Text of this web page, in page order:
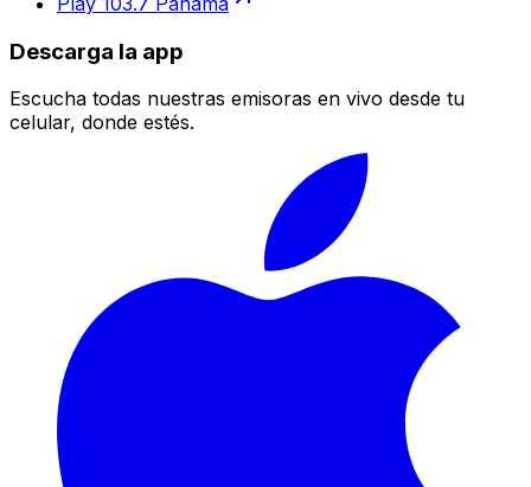
Descarga la app
Escucha todas nuestras emisoras en vivo desde tu
celular, donde estés.